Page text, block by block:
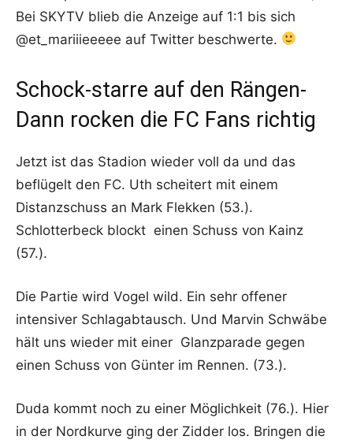
Bei SKYTV blieb die Anzeige auf 1:1 bis sich
@et_mariiieeeee auf Twitter beschwerte.
Schock-starre auf den Rängen-
Dann rocken die FC Fans richtig
Jetzt ist das Stadion wieder voll da und das
beflügelt den FC. Uth scheitert mit einem
Distanzschuss an Mark Flekken (53.).
Schlotterbeck blockt einen Schuss von Kainz
(57.).
Die Partie wird Vogel wild. Ein sehr offener
intensiver Schlagabtausch. Und Marvin Schwäbe
hält uns wieder mit einer Glanzparade gegen
einen Schuss von Günter im Rennen. (73.).
Duda kommt noch zu einer Möglichkeit (76.). Hier
in der Nordkurve ging der Zidder los. Bringen die